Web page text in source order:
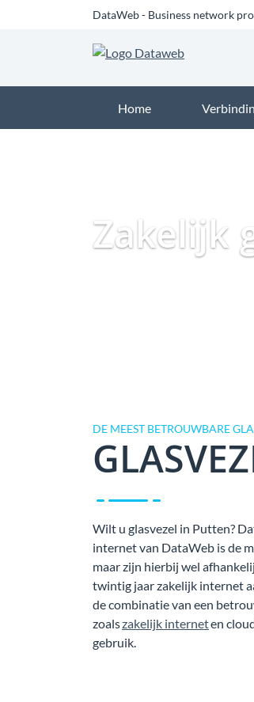
DataWeb - Business network
Home
Zakelijk
DE MEEST BETROUWBARE
Wilt u glasvezel in Putten?
internet van DataWeb is de
maar zijn hierbij wel
twintig jaar zakelijk internet
de combinatie van een
zoalszakelijk interneten
gebruik.